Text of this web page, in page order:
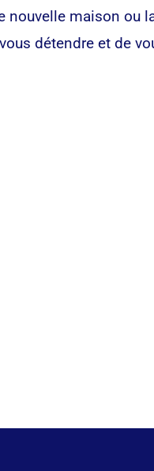
nouvelle maison
détendre et de